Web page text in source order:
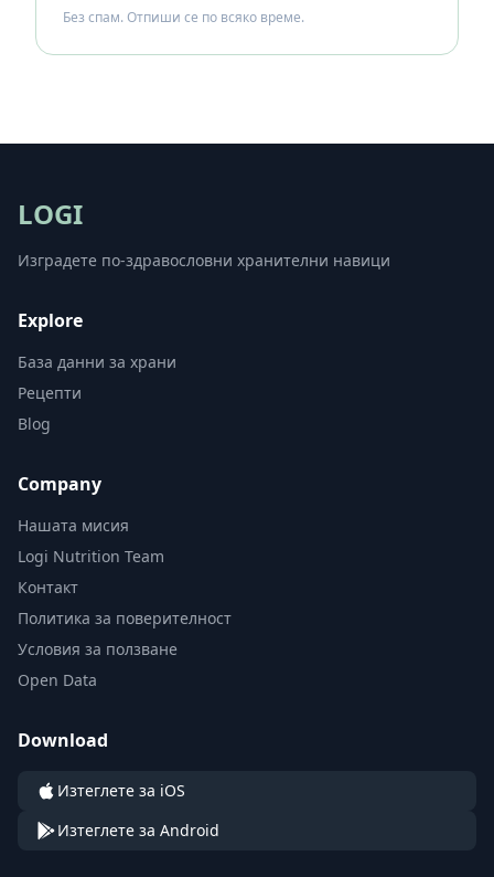
Без спам. Отпиши се по всяко време.
LOGI
Изградете по-здравословни хранителни навици
Explore
База данни за храни
Рецепти
Blog
Company
Нашата мисия
Logi Nutrition Team
Контакт
Политика за поверителност
Условия за ползване
Open Data
Download
Изтеглете за iOS
Изтеглете за Android